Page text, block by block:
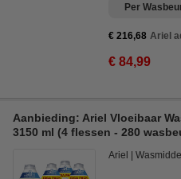
Per
€ 216,68 Ariel
€ 84,99
Aanbieding: Ariel Vloeibaar
3150 ml (4 flessen - 280
Ariel Wasmiddel